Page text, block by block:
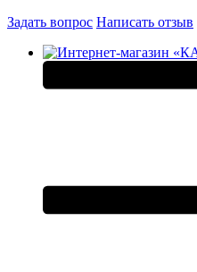
Задать вопрос Написать отзыв